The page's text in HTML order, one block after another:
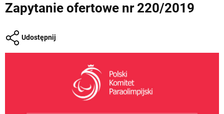
Zapytanie ofertowe nr 220/2019
Udostępnij